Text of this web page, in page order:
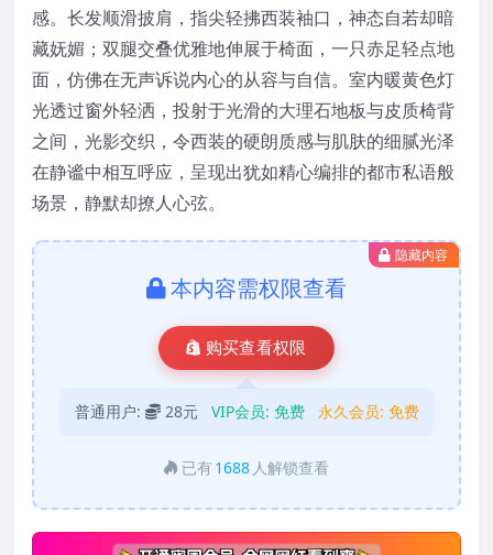
感。长发顺滑披肩，指尖轻拂西装袖口，神态自若却暗
藏妩媚；双腿交叠优雅地伸展于椅面，一只赤足轻点地
面，仿佛在无声诉说内心的从容与自信。室内暖黄色灯
光透过窗外轻洒，投射于光滑的大理石地板与皮质椅背
之间，光影交织，令西装的硬朗质感与肌肤的细腻光泽
在静谧中相互呼应，呈现出犹如精心编排的都市私语般
场景，静默却撩人心弦。
隐藏内容
本内容需权限查看
购买查看权限
普通用户: 28元 VIP会员: 免费 永久会员: 免费
已有 1688 人解锁查看